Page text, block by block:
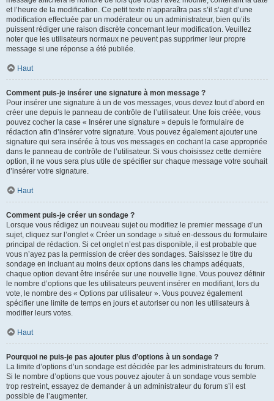
et l’heure de la modification. Ce petit texte n’apparaîtra pas s’il s’agit d’une
modification effectuée par un modérateur ou un administrateur, bien qu’ils
puissent rédiger une raison discrète concernant leur modification. Veuillez
noter que les utilisateurs normaux ne peuvent pas supprimer leur propre
message si une réponse a été publiée.
Haut
Comment puis-je insérer une signature à mon message ?
Pour insérer une signature à un de vos messages, vous devez tout d’abord en
créer une depuis le panneau de contrôle de l’utilisateur. Une fois créée, vous
pouvez cocher la case « Insérer une signature » depuis le formulaire de
rédaction afin d’insérer votre signature. Vous pouvez également ajouter une
signature qui sera insérée à tous vos messages en cochant la case appropriée
dans le panneau de contrôle de l’utilisateur. Si vous choisissez cette dernière
option, il ne vous sera plus utile de spécifier sur chaque message votre souhait
d’insérer votre signature.
Haut
Comment puis-je créer un sondage ?
Lorsque vous rédigez un nouveau sujet ou modifiez le premier message d’un
sujet, cliquez sur l’onglet « Créer un sondage » situé en-dessous du formulaire
principal de rédaction. Si cet onglet n’est pas disponible, il est probable que
vous n’ayez pas la permission de créer des sondages. Saisissez le titre du
sondage en incluant au moins deux options dans les champs adéquats,
chaque option devant être insérée sur une nouvelle ligne. Vous pouvez définir
le nombre d’options que les utilisateurs peuvent insérer en modifiant, lors du
vote, le nombre des « Options par utilisateur ». Vous pouvez également
spécifier une limite de temps en jours et autoriser ou non les utilisateurs à
modifier leurs votes.
Haut
Pourquoi ne puis-je pas ajouter plus d’options à un sondage ?
La limite d’options d’un sondage est décidée par les administrateurs du forum.
Si le nombre d’options que vous pouvez ajouter à un sondage vous semble
trop restreint, essayez de demander à un administrateur du forum s’il est
possible de l’augmenter.